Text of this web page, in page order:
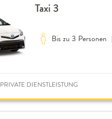
Taxi 3
Bis zu 3 Personen
PRIVATE DIENSTLEISTUNG